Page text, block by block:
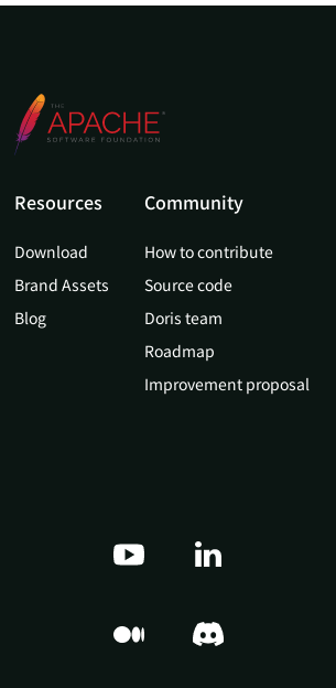
Resources
Download
Brand Assets
Blog
Community
How to contribute
Source code
Doris team
Roadmap
Improvement proposal